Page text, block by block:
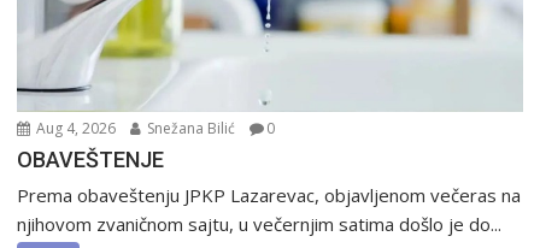
Aug 4, 2026 Snežana Bilić 0
OBAVEŠTENJE
Prema obaveštenju JPKP Lazarevac, objavljenom večeras na
njihovom zvaničnom sajtu, u večernjim satima došlo je do...